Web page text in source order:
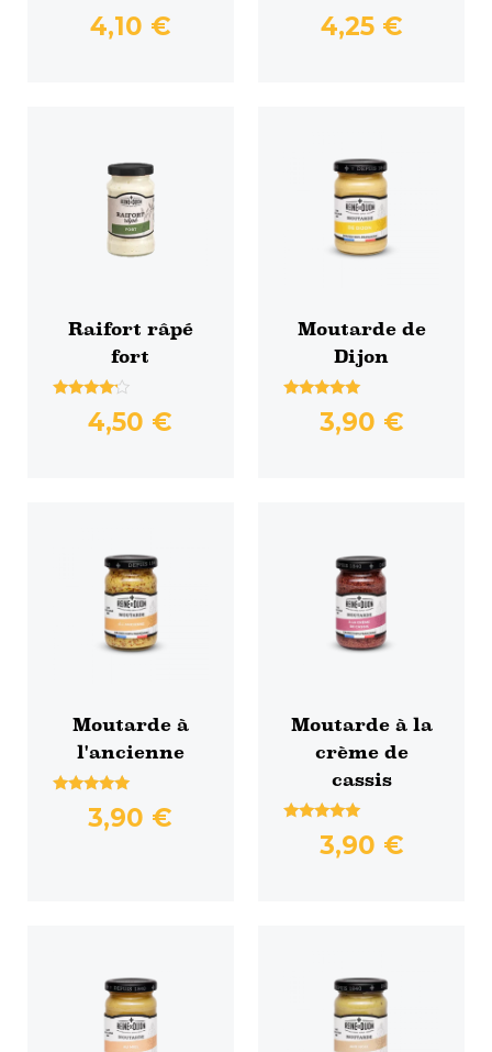
4,10 € 4,25 €
Raifort râpé
fort
4,50 €
Moutarde de
Dijon
3,90 €
Moutarde à
l'ancienne
3,90 €
Moutarde à la
crème de
cassis
3,90 €